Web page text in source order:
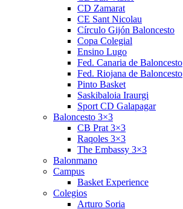
CD Zamarat
CE Sant Nicolau
Círculo Gijón Baloncesto
Copa Colegial
Ensino Lugo
Fed. Canaria de Baloncesto
Fed. Riojana de Baloncesto
Pinto Basket
Saskibaloia Iraurgi
Sport CD Galapagar
Baloncesto 3×3
CB Prat 3×3
Raqoles 3×3
The Embassy 3×3
Balonmano
Campus
Basket Experience
Colegios
Arturo Soria